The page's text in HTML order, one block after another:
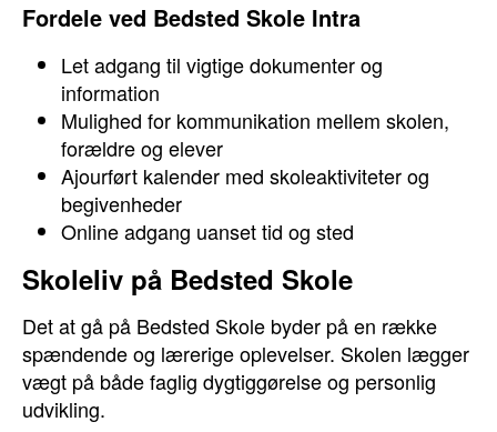
Fordele ved Bedsted Skole Intra
Let adgang til vigtige dokumenter og
information
Mulighed for kommunikation mellem skolen,
forældre og elever
Ajourført kalender med skoleaktiviteter og
begivenheder
Online adgang uanset tid og sted
Skoleliv på Bedsted Skole
Det at gå på Bedsted Skole byder på en række
spændende og lærerige oplevelser. Skolen lægger
vægt på både faglig dygtiggørelse og personlig
udvikling.